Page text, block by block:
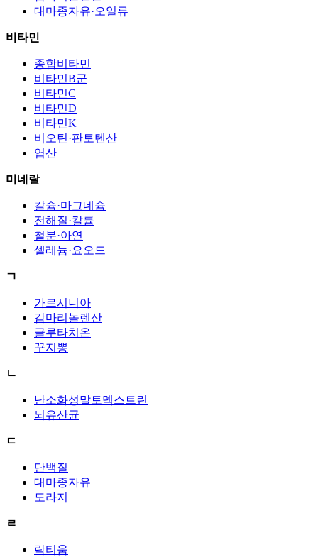
대마종자유·오일류
비타민
종합비타민
비타민B군
비타민C
비타민D
비타민K
비오틴·판토텐산
엽산
미네랄
칼슘·마그네슘
전해질·칼륨
철분·아연
셀레늄·요오드
ㄱ
가르시니아
감마리놀렌산
글루타치온
꾸지뽕
ㄴ
난소화성말토덱스트린
뇌유산균
ㄷ
단백질
대마종자유
도라지
ㄹ
락티움